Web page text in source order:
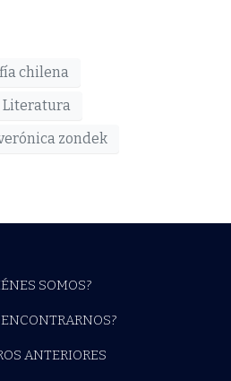
chilena
Literatura
zondek
SOMOS?
ANTERIORES